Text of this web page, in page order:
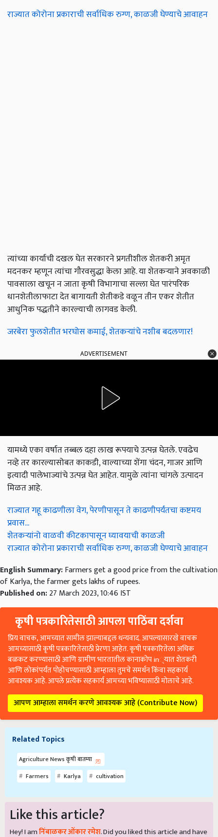
राज्यात कोरोना प्रकाराची सर्वाधिक रुग्ण, काळजी घेण्याचे आवाहन
त्यांच्या कार्याची दखल घेत सरकारने प्रगतीशील शेतकरी अमृत
मदनकर म्हणून त्यांचा गौरवसुद्धा केला आहे. या शेतकऱ्याने अवकाळी
पावसाला खचून न जाता कृषी विभागाचा सल्ला घेत पारंपरिक
धानशेतीलाफाटा देत बागायती शेतीकडे वळून तीन एकर शेतीत
आधुनिक पद्धतीने कारल्याची लागवड केली.
जरबेरा फुलशेतीत भरघोस कमाई, शेतकऱ्यांचे नशीब बदलणार!
ADVERTISEMENT
यामध्ये एका वर्षात तब्बल दहा लाख रूपयाचे उत्पन्न घेतले. एवढेच
नव्हे तर कारल्यासोबत काकडी, वाल्याच्या शेंगा चंदन, गाजर आणि
इत्यादी पालेभाज्यांचे उत्पन्न घेत आहेत. यामुळे त्यांना चांगले उत्पादन
मिळत आहे.
राज्यात गहू काढणीला वेग, पेरणीपासून ते काढणीपर्यंतचा कष्टमय
प्रवास...
शेतकऱ्यांनो वाळवी कीटकापासून घ्यावयाची काळजी
राज्यात कोरोना प्रकाराची सर्वाधिक रुग्ण, काळजी घेण्याचे आवाहन
English Summary:Farmers get a good price from the cultivation
of Karlya, the farmer gets lakhs of rupees.
Published on:27 March 2023, 10:46 IST
कृषी पत्रकारितेसाठी आपला पाठिंबा दर्शवा
प्रिय वाचक, आमच्यात सामील झाल्याबद्दल धन्यवाद. आपल्यासारखे वाचक
आमच्यासाठी कृषी पत्रकारितेसाठी प्रेरणा आहेत. कृषी पत्रकारितेला अधिक
बळकट करण्यासाठी आणि ग्रामीण भारतातील कानाकोप in्यात शेतकरी
आणि लोकांपर्यंत पोहोचण्यासाठी आम्हाला तुमचे समर्थन किंवा सहकार्य
आवश्यक आहे. आपले प्रत्येक सहकार्य आमच्या भविष्यासाठी मोलाचे आहे.
आपण आम्हाला समर्थन करणे आवश्यक आहे (Contribute Now)
Related Topics
Agriculture News कृषी बातम्या
Farmers
Karlya cultivation
Like this article?
Hey! I amनिंबाळकर ओंकार रमेश. Did you liked this article and have